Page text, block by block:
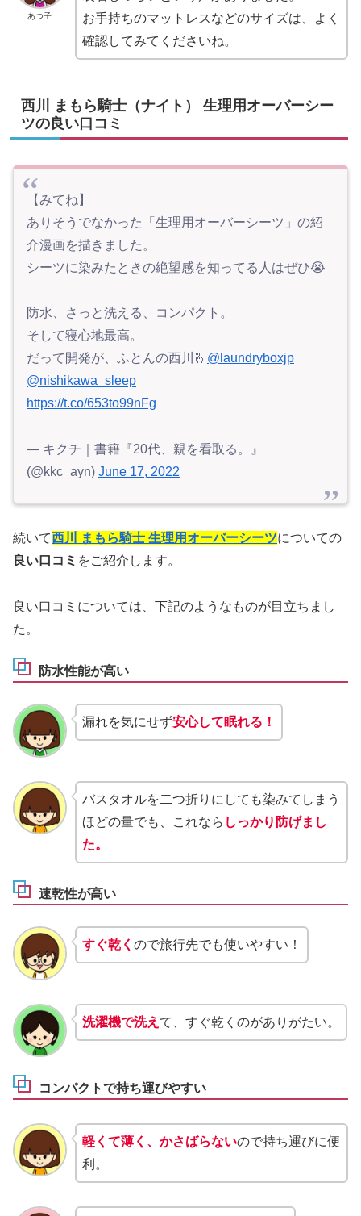
あつ子
お手持ちのマットレスなどのサイズは、よく
確認してみてくださいね。
西川 まもら騎士（ナイト） 生理用オーバーシー
ツの良い口コミ
【みてね】
ありそうでなかった「生理用オーバーシーツ」の紹
介漫画を描きました。
シーツに染みたときの絶望感を知ってる人はぜひ😭
防水、さっと洗える、コンパクト。
そして寝心地最高。
だって開発が、ふとんの西川🫰 @laundryboxjp
@nishikawa_sleep
https://t.co/653to99nFg
— キクチ｜書籍『20代、親を看取る。』
(@kkc_ayn) June 17, 2022
続いて西川 まもら騎士 生理用オーバーシーツについての
良い口コミ をご紹介します。
良い口コミについては、下記のようなものが目立ちまし
た。
防水性能が高い
漏れを気にせず安心して眠れる！
バスタオルを二つ折りにしても染みてしまう
ほどの量でも、これなら しっかり防げまし
た。
速乾性が高い
すぐ乾く ので旅行先でも使いやすい！
洗濯機で洗え て、すぐ乾くのがありがたい。
コンパクトで持ち運びやすい
軽くて薄く、かさばらないので持ち運びに便
利。